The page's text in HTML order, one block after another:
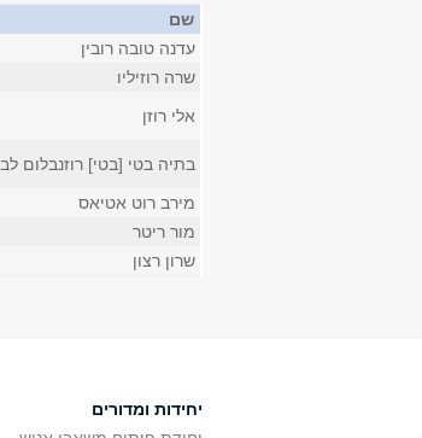
שם
עדנה טובה רובין
שרה רוזיליו
אלי רוזן
בתיה בטי [בטי] רוזנבלום לב
מירב רוט אטיאס
מור ריטר
שרון רצון
יחידות ומדורים